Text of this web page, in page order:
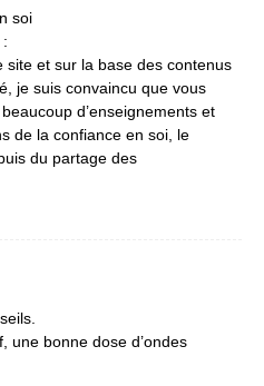
soi
site et sur la base des contenus
je suis convaincu que vous
d’enseignements et
de la confiance en soi, le
du partage des
une bonne dose d’ondes